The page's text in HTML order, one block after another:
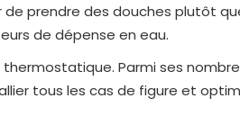
de prendre des douches plutôt
de dépense en eau.
Parmi ses
tous les cas de figure et